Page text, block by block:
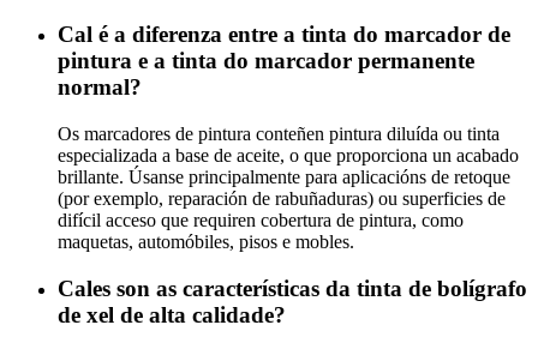
Cal é a diferenza entre a tinta do marcador de
pintura e a tinta do marcador permanente
normal?
Os marcadores de pintura conteñen pintura diluída ou tinta
especializada a base de aceite, o que proporciona un acabado
brillante. Úsanse principalmente para aplicacións de retoque
(por exemplo, reparación de rabuñaduras) ou superficies de
difícil acceso que requiren cobertura de pintura, como
maquetas, automóbiles, pisos e mobles.
Cales son as características da tinta de bolígrafo
de xel de alta calidade?